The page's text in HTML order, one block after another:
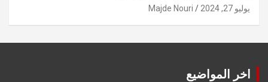
يوليو 27, 2024 Majde Nouri
اخر المواضيع